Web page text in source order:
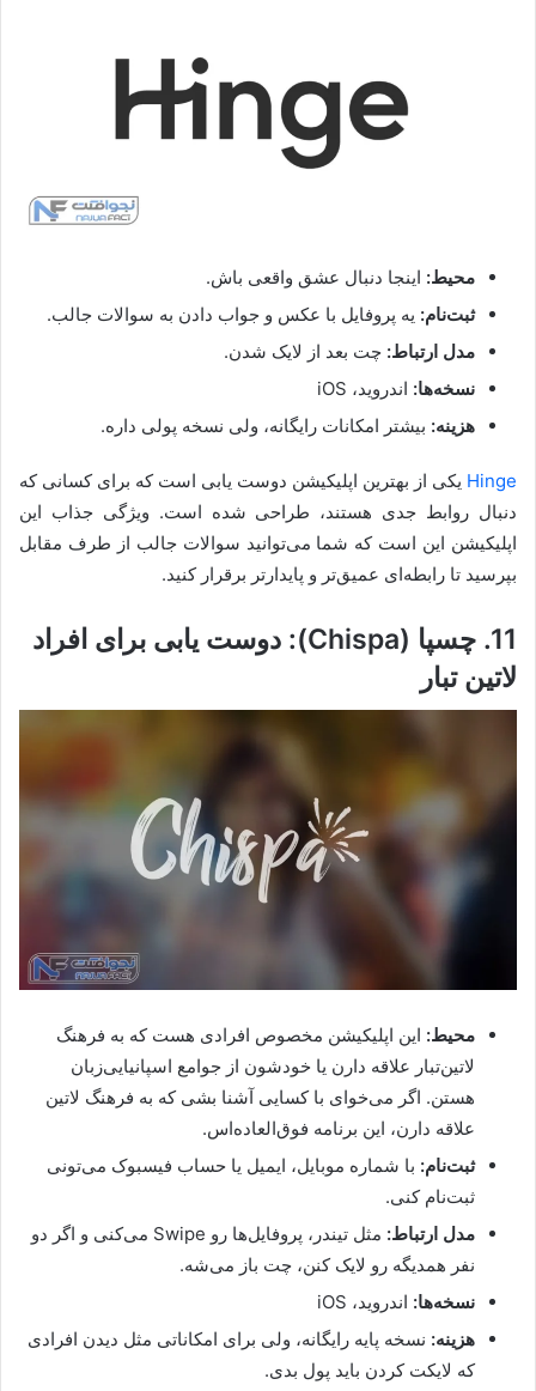
محیط: اینجا دنبال عشق واقعی باش.
ثبت‌نام: یه پروفایل با عکس و جواب دادن به سوالات جالب.
مدل ارتباط: چت بعد از لایک شدن.
نسخه‌ها: اندروید، iOS
هزینه: بیشتر امکانات رایگانه، ولی نسخه پولی داره.
Hinge یکی از بهترین اپلیکیشن دوست یابی است که برای کسانی که
دنبال روابط جدی هستند، طراحی شده است. ویژگی جذاب این
اپلیکیشن این است که شما می‌توانید سوالات جالب از طرف مقابل
بپرسید تا رابطه‌ای عمیق‌تر و پایدارتر برقرار کنید.
11. چسپا (Chispa): دوست یابی برای افراد
لاتین تبار
محیط: این اپلیکیشن مخصوص افرادی هست که به فرهنگ
لاتین‌تبار علاقه دارن یا خودشون از جوامع اسپانیایی‌زبان
هستن. اگر می‌خوای با کسایی آشنا بشی که به فرهنگ لاتین
علاقه دارن، این برنامه فوق‌العاده‌اس.
ثبت‌نام: با شماره موبایل، ایمیل یا حساب فیسبوک می‌تونی
ثبت‌نام کنی.
مدل ارتباط:
مثل تیندر، پروفایل‌ها رو Swipe می‌کنی و اگر دو
نفر همدیگه رو لایک کنن، چت باز می‌شه.
نسخه‌ها: اندروید، iOS
هزینه: نسخه پایه رایگانه، ولی برای امکاناتی مثل دیدن افرادی
که لایکت کردن باید پول بدی.